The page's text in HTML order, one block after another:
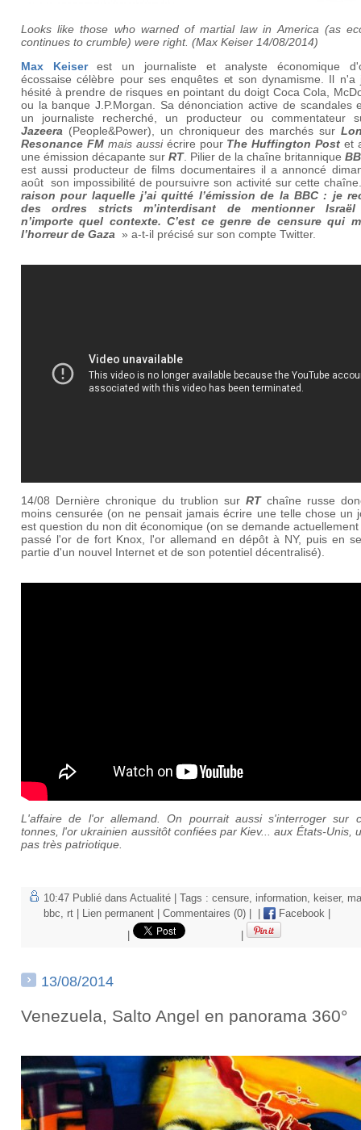
Looks like those who warned of martial law in America (as
continues to crumble) were right. (Max Keiser 14/08/2014)
Max Keiserest un journaliste et analyste économique
écossaise célèbre pour ses enquêtes et son dynamisme. Il n'a
hésité à prendre de risques en pointant du doigt Coca Cola,
ou la banque J.P.Morgan. Sa dénonciation active de scandales
un journaliste recherché, un producteur ou commentateur
Jazeera (People&Power) , un chroniqueur des marchés sur
Resonance FM mais aussiécrire pour The Huffington Post et
une émission décapante sur RT. Pilier de la chaîne britannique
est aussi producteur de films documentaires il a annoncé
août son impossibilité de poursuivre son activité sur cette
raison pour laquelle j’ai quitté l’émission de la BBC : je
des ordres stricts m’interdisant de mentionner Israël
n’importe quel contexte. C’est ce genre de censure qui
l’horreur de Gaza » a-t-il précisé sur son compte Twitter.
14/08 Dernière chronique du trublion sur RTchaîne russe
moins censurée (on ne pensait jamais écrire une telle chose un
est question du non dit économique (on se demande
passé l'or de fort Knox, l'or allemand en dépôt à NY, puis en
partie d'un nouvel Internet et de son potentiel décentralisé).
L'affaire de l'or allemand. On pourrait aussi s'interroger sur
tonnes, l'or ukrainien aussitôt confiées par Kiev... aux États-Unis,
pas très patriotique.
10:47 Publié dans Actualité | Tags : censure information keiser,
bbc
rt Lien permanent Commentaires (0) Facebook
13/08/2014
Venezuela, Salto Angel en panorama 360°